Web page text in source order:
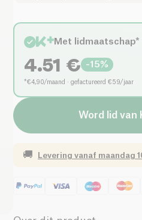
Met lidmaatschap*
4.51 € -15%
*€4,90/maand · gefactureerd €59/jaar
Word lid van
🚚 Levering vanaf maandag